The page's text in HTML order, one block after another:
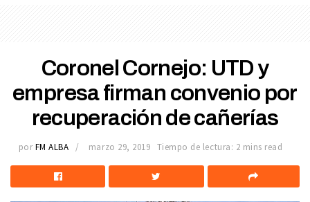
Coronel Cornejo: UTD y
empresa firman convenio por
recuperación de cañerías
por FM ALBA marzo 29, 2019 Tiempo de lectura: 2 mins read